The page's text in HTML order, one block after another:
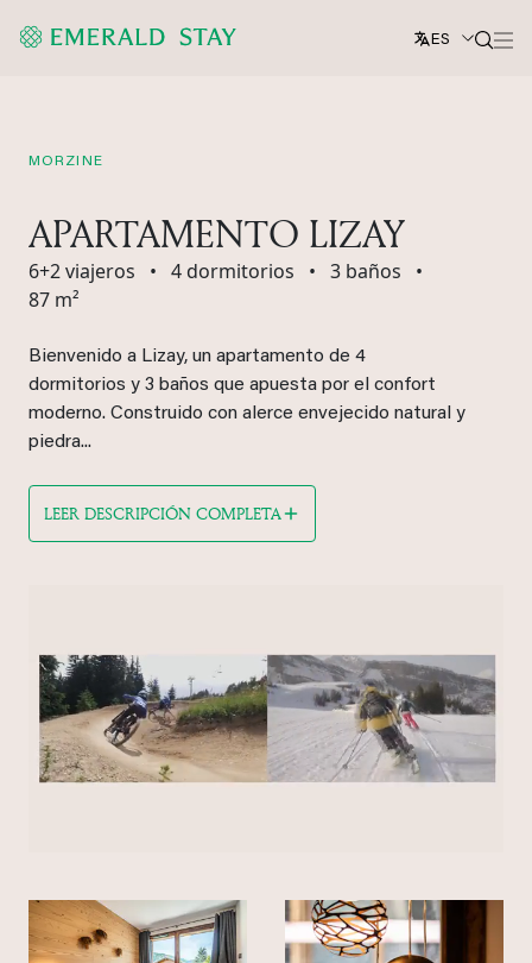
ES
MORZINE
APARTAMENTO LIZAY
6+2 viajeros • 4 dormitorios • 3 baños
•
87 m²
Bienvenido a Lizay, un apartamento de 4
dormitorios y 3 baños que apuesta por el confort
moderno. Construido con alerce envejecido natural y
piedra...
LEER DESCRIPCIÓN COMPLETA